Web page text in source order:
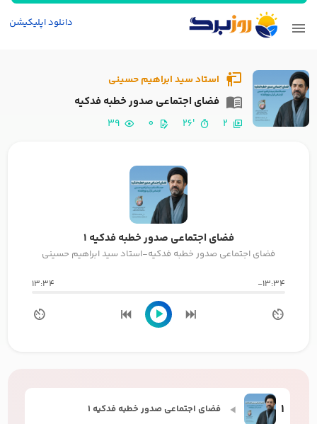
دانلود اپلیکیشن
استاد سید ابراهیم حسینی
فضای اجتماعی صدور خطبه فدکیه
2
'26
0
39
فضای اجتماعی صدور خطبه فدکیه 1
فضای اجتماعی صدور خطبه فدکیه-استاد سید ابراهیم حسینی
-13:34
13:34
1 فضای اجتماعی صدور خطبه فدکیه 1